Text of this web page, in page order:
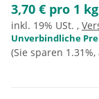
3,70 € pro 1 kg
inkl. 19% USt. ,
Unverbindliche
(Sie sparen 1.31%,